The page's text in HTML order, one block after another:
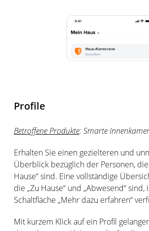
Profile
Betroffene Produkte:Smarte
Erhalten Sie einen gezielteren und
Überblick bezüglich der Personen,
Hause“ sind. Eine vollständige
die „Zu Hause“ und „Abwesend“
Schaltfläche „Mehr dazu erfahren“
Mit kurzem Klick auf ein Profil